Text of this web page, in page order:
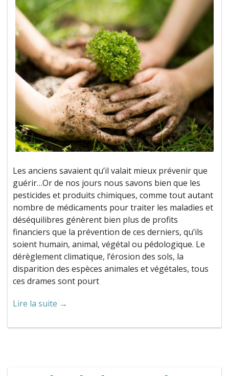
Les anciens savaient qu’il valait mieux prévenir que
guérir…Or de nos jours nous savons bien que les
pesticides et produits chimiques, comme tout autant
nombre de médicaments pour traiter les maladies et
déséquilibres génèrent bien plus de profits
financiers que la prévention de ces derniers, qu’ils
soient humain, animal, végétal ou pédologique. Le
dérèglement climatique, l’érosion des sols, la
disparition des espèces animales et végétales, tous
ces drames sont pourt
Lire la suite →